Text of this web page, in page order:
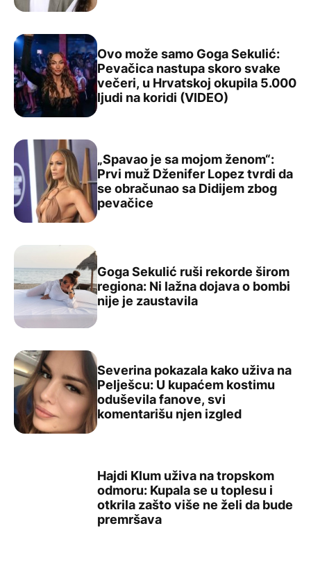
Ovo može samo Goga Sekulić: Pevačica nastupa
Ovo može samo Goga Sekulić:
Pevačica nastupa skoro svake
večeri, u Hrvatskoj okupila 5.000
ljudi na koridi (VIDEO)
„Spavao je sa mojom ženom“: Prvi muž Dženifer
„Spavao je sa mojom ženom“:
Prvi muž Dženifer Lopez tvrdi da
se obračunao sa Didijem zbog
pevačice
Goga Sekulić ruši rekorde širom regiona: Ni lažna
Goga Sekulić ruši rekorde širom
regiona: Ni lažna dojava o bombi
nije je zaustavila
Severina pokazala kako uživa na Pelješcu: U
Severina pokazala kako uživa na
Pelješcu: U kupaćem kostimu
oduševila fanove, svi
komentarišu njen izgled
Hajdi Klum uživa na tropskom odmoru: Kupala se u
Hajdi Klum uživa na tropskom
odmoru: Kupala se u toplesu i
otkrila zašto više ne želi da bude
premršava